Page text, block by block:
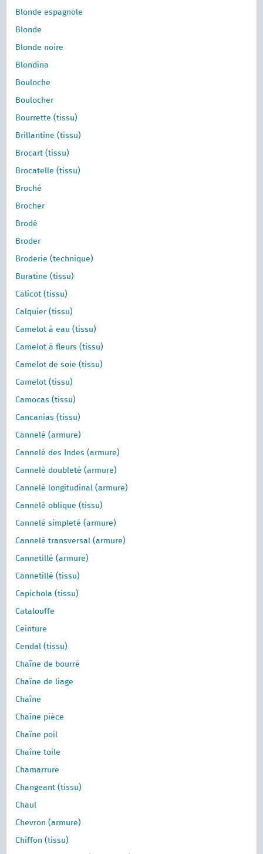
Blonde espagnole
Blonde
Blonde noire
Blondina
Bouloche
Boulocher
Bourrette (tissu)
Brillantine (tissu)
Brocart (tissu)
Brocatelle (tissu)
Broché
Brocher
Brodé
Broder
Broderie (technique)
Buratine (tissu)
Calicot (tissu)
Calquier (tissu)
Camelot à eau (tissu)
Camelot à fleurs (tissu)
Camelot de soie (tissu)
Camelot (tissu)
Camocas (tissu)
Cancanias (tissu)
Cannelé (armure)
Cannelé des Indes (armure)
Cannelé doubleté (armure)
Cannelé longitudinal (armure)
Cannelé oblique (tissu)
Cannelé simpleté (armure)
Cannelé transversal (armure)
Cannetillé (armure)
Cannetillé (tissu)
Capichola (tissu)
Catalouffe
Ceinture
Cendal (tissu)
Chaîne de bourré
Chaîne de liage
Chaîne
Chaîne pièce
Chaîne poil
Chaîne toile
Chamarrure
Changeant (tissu)
Chaul
Chevron (armure)
Chiffon (tissu)